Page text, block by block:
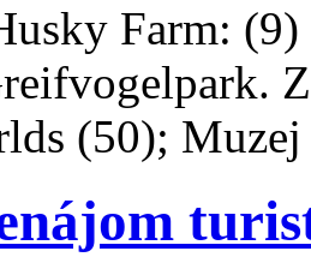
Farm:
(50);